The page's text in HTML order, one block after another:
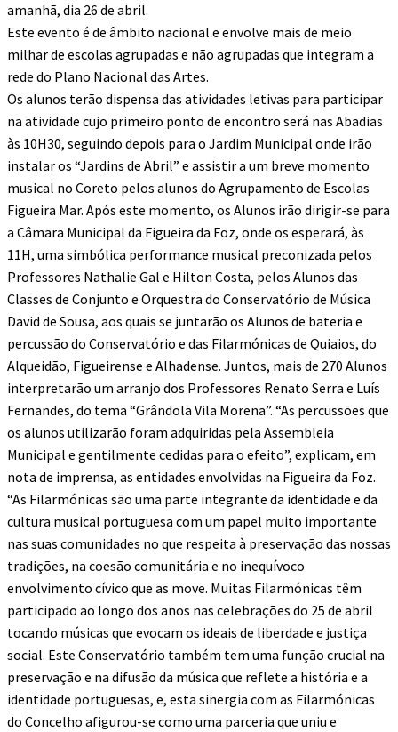
amanhã, dia 26 de abril.
Este evento é de âmbito nacional e envolve mais de meio
milhar de escolas agrupadas e não agrupadas que integram a
rede do Plano Nacional das Artes.
Os alunos terão dispensa das atividades letivas para participar
na atividade cujo primeiro ponto de encontro será nas Abadias
às 10H30, seguindo depois para o Jardim Municipal onde irão
instalar os “Jardins de Abril” e assistir a um breve momento
musical no Coreto pelos alunos do Agrupamento de Escolas
Figueira Mar. Após este momento, os Alunos irão dirigir-se para
a Câmara Municipal da Figueira da Foz, onde os esperará, às
11H, uma simbólica performance musical preconizada pelos
Professores Nathalie Gal e Hilton Costa, pelos Alunos das
Classes de Conjunto e Orquestra do Conservatório de Música
David de Sousa, aos quais se juntarão os Alunos de bateria e
percussão do Conservatório e das Filarmónicas de Quiaios, do
Alqueidão, Figueirense e Alhadense. Juntos, mais de 270 Alunos
interpretarão um arranjo dos Professores Renato Serra e Luís
Fernandes, do tema “Grândola Vila Morena”. “As percussões que
os alunos utilizarão foram adquiridas pela Assembleia
Municipal e gentilmente cedidas para o efeito”, explicam, em
nota de imprensa, as entidades envolvidas na Figueira da Foz.
“As Filarmónicas são uma parte integrante da identidade e da
cultura musical portuguesa com um papel muito importante
nas suas comunidades no que respeita à preservação das nossas
tradições, na coesão comunitária e no inequívoco
envolvimento cívico que as move. Muitas Filarmónicas têm
participado ao longo dos anos nas celebrações do 25 de abril
tocando músicas que evocam os ideais de liberdade e justiça
social. Este Conservatório também tem uma função crucial na
preservação e na difusão da música que reflete a história e a
identidade portuguesas, e, esta sinergia com as Filarmónicas
do Concelho afigurou-se como uma parceria que uniu e